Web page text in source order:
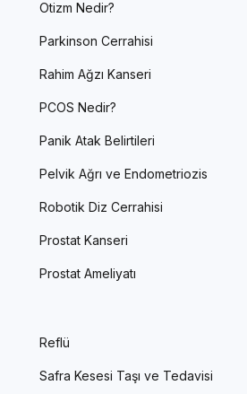
Otizm Nedir?
Parkinson Cerrahisi
Rahim Ağzı Kanseri
PCOS Nedir?
Panik Atak Belirtileri
Pelvik Ağrı ve Endometriozis
Robotik Diz Cerrahisi
Prostat Kanseri
Prostat Ameliyatı
Reflü
Safra Kesesi Taşı ve Tedavisi